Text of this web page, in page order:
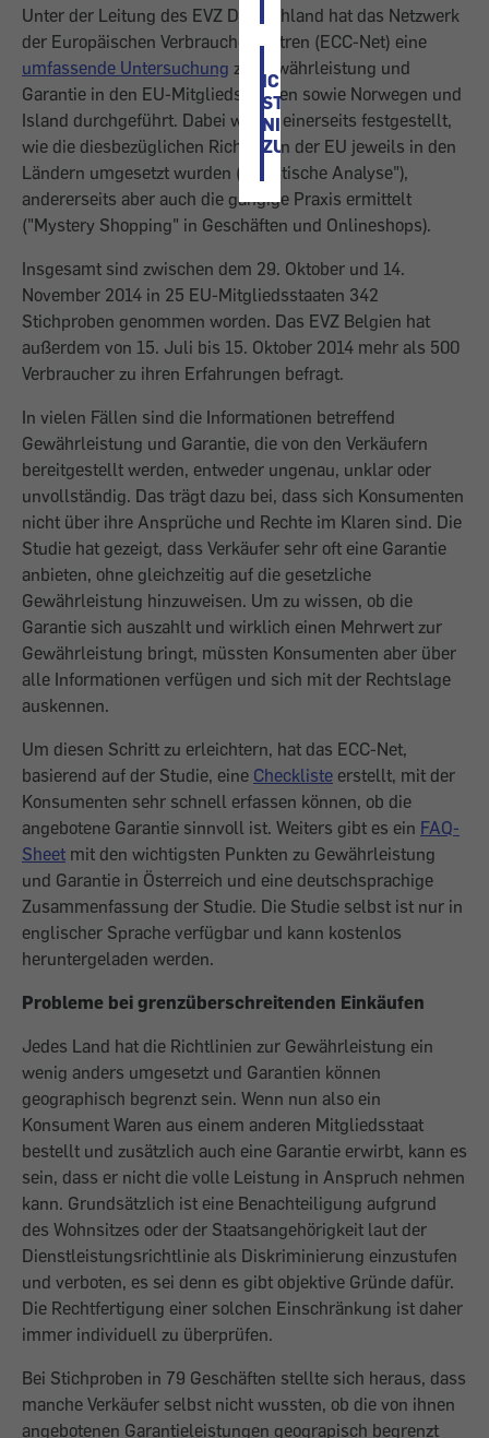
ICH
STIMME
NICHT
ZU
Unter der Leitung des EVZ Deutschland hat das Netzwerk
der Europäischen Verbraucherzentren (ECC-Net) eine
umfassende Untersuchung zu Gewährleistung und
Garantie in den EU-Mitgliedsstaaten sowie Norwegen und
Island durchgeführt. Dabei wurde einerseits festgestellt,
wie die diesbezüglichen Richtlinien der EU jeweils in den
Ländern umgesetzt wurden ("juristische Analyse"),
andererseits aber auch die gängige Praxis ermittelt
("Mystery Shopping" in Geschäften und Onlineshops).
Insgesamt sind zwischen dem 29. Oktober und 14.
November 2014 in 25 EU-Mitgliedsstaaten 342
Stichproben genommen worden. Das EVZ Belgien hat
außerdem von 15. Juli bis 15. Oktober 2014 mehr als 500
Verbraucher zu ihren Erfahrungen befragt.
In vielen Fällen sind die Informationen betreffend
Gewährleistung und Garantie, die von den Verkäufern
bereitgestellt werden, entweder ungenau, unklar oder
unvollständig. Das trägt dazu bei, dass sich Konsumenten
nicht über ihre Ansprüche und Rechte im Klaren sind. Die
Studie hat gezeigt, dass Verkäufer sehr oft eine Garantie
anbieten, ohne gleichzeitig auf die gesetzliche
Gewährleistung hinzuweisen. Um zu wissen, ob die
Garantie sich auszahlt und wirklich einen Mehrwert zur
Gewährleistung bringt, müssten Konsumenten aber über
alle Informationen verfügen und sich mit der Rechtslage
auskennen.
Um diesen Schritt zu erleichtern, hat das ECC-Net,
basierend auf der Studie, eine Checkliste erstellt, mit der
Konsumenten sehr schnell erfassen können, ob die
angebotene Garantie sinnvoll ist. Weiters gibt es ein FAQ-
Sheet mit den wichtigsten Punkten zu Gewährleistung
und Garantie in Österreich und eine deutschsprachige
Zusammenfassung der Studie. Die Studie selbst ist nur in
englischer Sprache verfügbar und kann kostenlos
heruntergeladen werden.
Probleme bei grenzüberschreitenden Einkäufen
Jedes Land hat die Richtlinien zur Gewährleistung ein
wenig anders umgesetzt und Garantien können
geographisch begrenzt sein. Wenn nun also ein
Konsument Waren aus einem anderen Mitgliedsstaat
bestellt und zusätzlich auch eine Garantie erwirbt, kann es
sein, dass er nicht die volle Leistung in Anspruch nehmen
kann. Grundsätzlich ist eine Benachteiligung aufgrund
des Wohnsitzes oder der Staatsangehörigkeit laut der
Dienstleistungsrichtlinie als Diskriminierung einzustufen
und verboten, es sei denn es gibt objektive Gründe dafür.
Die Rechtfertigung einer solchen Einschränkung ist daher
immer individuell zu überprüfen.
Bei Stichproben in 79 Geschäften stellte sich heraus, dass
manche Verkäufer selbst nicht wussten, ob die von ihnen
angebotenen Garantieleistungen geograpisch begrenzt